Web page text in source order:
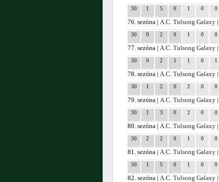
30 1 5 0 1 0 0
76. sezóna | A.C. Tulsong Galaxy
30 0 2 0 1 0 0
77. sezóna | A.C. Tulsong Galaxy
30 0 2 1 1 0 1
78. sezóna | A.C. Tulsong Galaxy
30 1 2 0 2 0 0
79. sezóna | A.C. Tulsong Galaxy
30 1 3 0 2 0 0
80. sezóna | A.C. Tulsong Galaxy
30 2 2 0 1 0 0
81. sezóna | A.C. Tulsong Galaxy
30 1 5 0 1 0 0
82. sezóna | A.C. Tulsong Galaxy